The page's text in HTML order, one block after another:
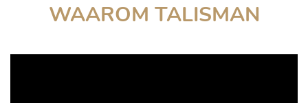
WAAROM TALISMAN